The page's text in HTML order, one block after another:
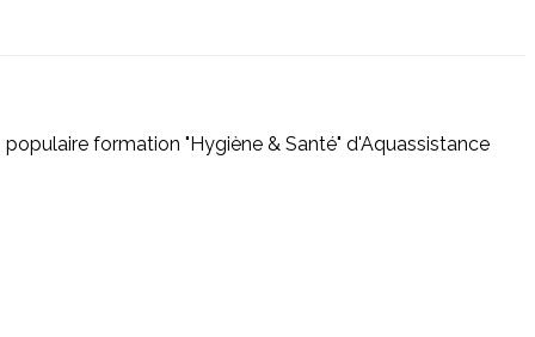
formation "Hygiène & Santé" d'Aquassistance